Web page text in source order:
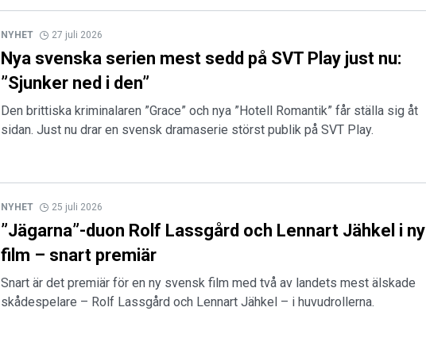
NYHET 27 juli 2026
Nya svenska serien mest sedd på SVT Play just nu:
”Sjunker ned i den”
Den brittiska kriminalaren ”Grace” och nya ”Hotell Romantik” får ställa sig åt
sidan. Just nu drar en svensk dramaserie störst publik på SVT Play.
NYHET 25 juli 2026
”Jägarna”-duon Rolf Lassgård och Lennart Jähkel i ny
film – snart premiär
Snart är det premiär för en ny svensk film med två av landets mest älskade
skådespelare – Rolf Lassgård och Lennart Jähkel – i huvudrollerna.